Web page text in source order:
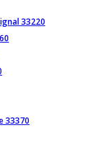
33220
33370